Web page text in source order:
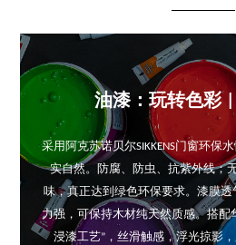
油漆：玩转色彩
采用阿克苏诺贝尔SIKKENS门窗环保
实自然。防腐、防虫、抗紫外线；
味，真正达到绿色环保要求。漆膜
力强，可保持木材纯天然质感。搭配
浸漆工艺”，丝滑触感，浮光掠影